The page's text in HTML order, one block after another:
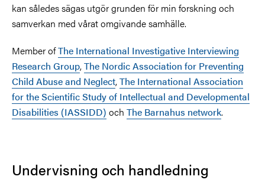
kan således sägas utgör grunden för min forskning och
samverkan med vårat omgivande samhälle.
Member ofThe International Investigative Interviewing
Research Group,The Nordic Association for Preventing
Child Abuse and Neglect,The International Association
for the Scientific Study of Intellectual and Developmental
Disabilities (IASSIDD) och The Barnahus network.
Undervisning och handledning